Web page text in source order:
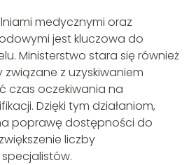
medycznymi oraz
jest kluczowa do
Ministerstwo stara się również
z uzyskiwaniem
czas oczekiwania na
Dzięki tym działaniom,
poprawę dostępności do
liczby